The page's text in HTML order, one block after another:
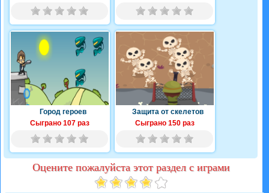
Город героев
Сыграно 107 раз
Защита от скелетов
Сыграно 150 раз
Оцените пожалуйста этот раздел с играми